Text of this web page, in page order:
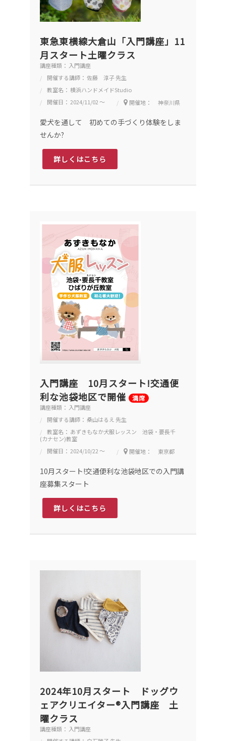
東急東横線大倉山「入門講座」11
月スタート土曜クラス
講座種類： 入門講座
開催する講師： 佐藤 淳子 先生
教室名： 横浜ハンドメイドStudio
開催日： 2024/11/02 ～
開催地： 神奈川県
愛犬を通して 初めての手づくり体験をしま
せんか?
詳しくはこちら
入門講座 10月スタート!交通便
利な池袋地区で開催
満席
講座種類： 入門講座
開催する講師： 桑山はるえ 先生
教室名： あずきもなか犬服レッスン 池袋・要長千
(カナセン)教室
開催日： 2024/10/22 ～
開催地： 東京都
10月スタート!交通便利な池袋地区での入門講
座募集スタート
詳しくはこちら
2024年10月スタート ドッグウ
ェアクリエイター®入門講座 土
曜クラス
講座種類： 入門講座